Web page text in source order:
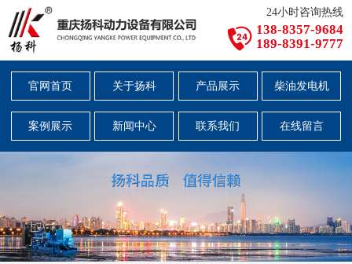
24小时咨询热线
138-8357-9684
189-8391-9777
官网首页 关于扬科 产品展示 柴油发电机
案例展示 新闻中心 联系我们 在线留言